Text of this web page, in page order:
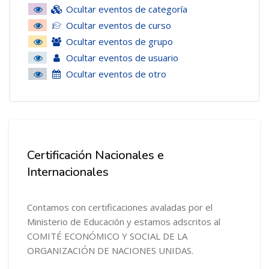
Ocultar eventos de categoría
Ocultar eventos de curso
Ocultar eventos de grupo
Ocultar eventos de usuario
Ocultar eventos de otro
Certificación Nacionales e
Internacionales
Contamos con certificaciones avaladas por el
Ministerio de Educación y estamos adscritos al
COMITÉ ECONÓMICO Y SOCIAL DE LA
ORGANIZACIÓN DE NACIONES UNIDAS.